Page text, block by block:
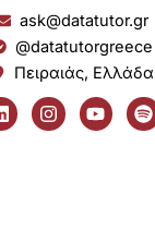
ask@datatutor.gr
@datatutorgreece
Πειραιάς, Ελλάδα
L
i
n
I
n
s
Y
o
u
S
p
o